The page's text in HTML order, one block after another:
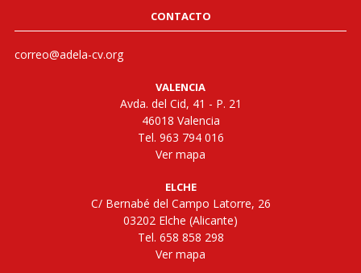
CONTACTO
correo@adela-cv.org
VALENCIA
Avda. del Cid, 41 - P. 21
46018 Valencia
Tel. 963 794 016
Ver mapa
ELCHE
C/ Bernabé del Campo Latorre, 26
03202 Elche (Alicante)
Tel. 658 858 298
Ver mapa